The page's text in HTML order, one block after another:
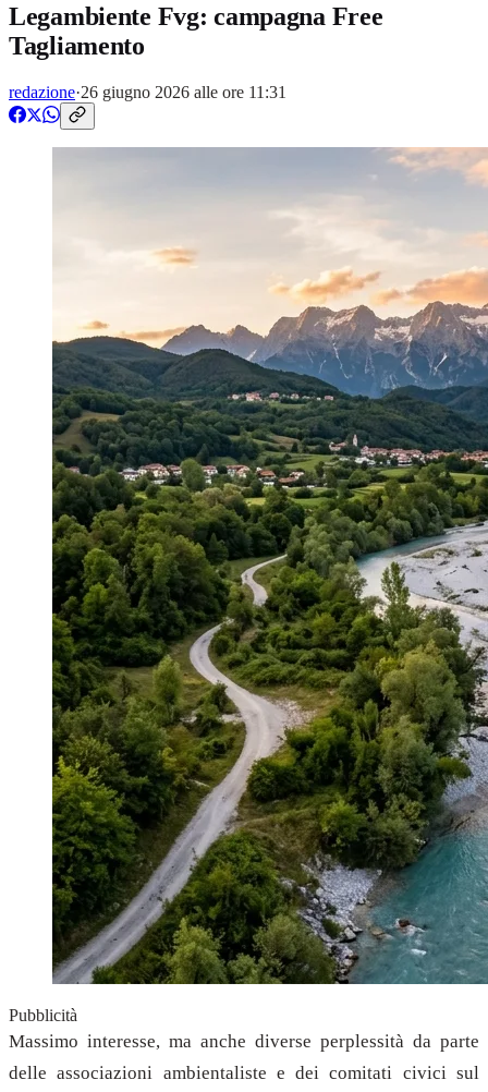
Legambiente Fvg: campagna Free
Tagliamento
redazione·26 giugno 2026 alle ore 11:31
Pubblicità
Massimo interesse, ma anche diverse perplessità da parte
delle associazioni ambientaliste e dei comitati civici sul